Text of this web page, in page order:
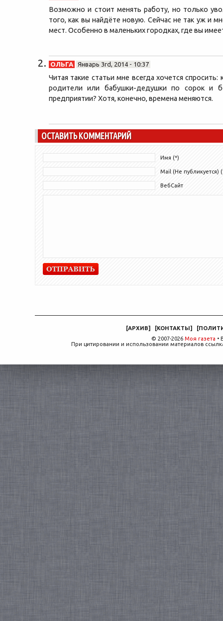
Возможно и стоит менять работу, но только
того, как вы найдёте новую. Сейчас не так уж и
мест. Особенно в маленьких городках, где вы
ОЛЬГА Январь 3rd, 2014 - 10:37
Читая такие статьи мне всегда хочется
родители или бабушки-дедушки по сорок и
предприятии? Хотя, конечно, времена меняются.
ОСТАВИТЬ КОММЕНТАРИЙ
Имя (*)
Mail (Не публикуется)
ВебСайт
[АРХИВ] [КОНТАКТЫ] [
© 2007-2026 Моя газета •
При цитировании и использовании материалов